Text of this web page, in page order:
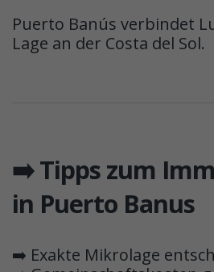
Puerto Banús verbindet
Lage an der Costa del Sol.
➡️ Tipps zum
in Puerto Banus
➡️ Exakte Mikrolage